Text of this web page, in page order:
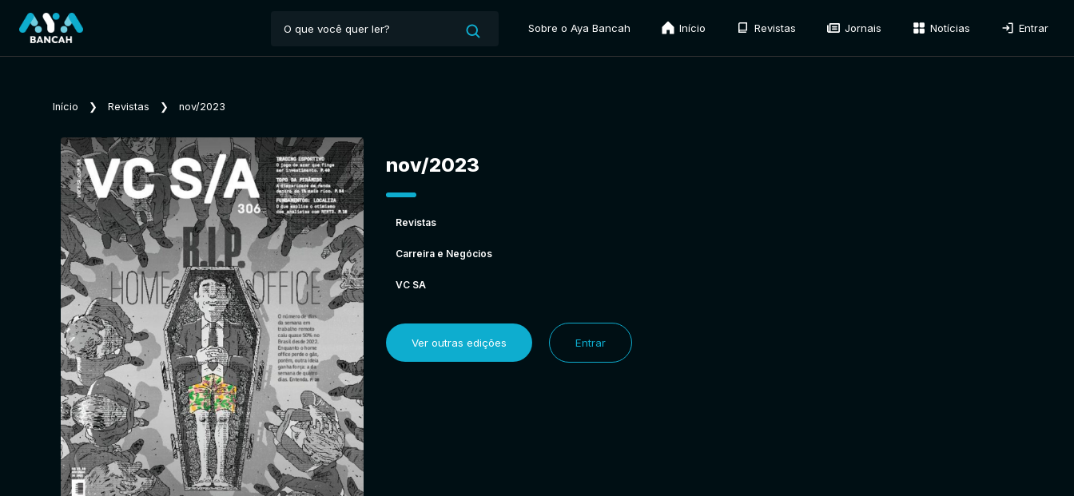
Sobre o Aya Bancah Início Revistas Jornais Notícias Entrar
Início ❯ Revistas ❯ nov/2023
nov/2023
Revistas
Carreira e Negócios
VC SA
Ver outras edições Entrar